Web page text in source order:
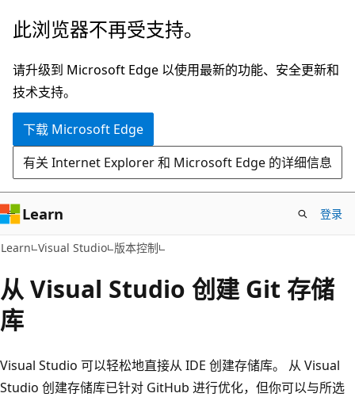
跳
主
要
内
此浏览器不再受支持。
请升级到 Microsoft Edge 以使用最新的功能、安全更新和
技术支持。
下载 Microsoft Edge
有关 Internet Explorer 和 Microsoft Edge 的详细信息
Learn 登录
Learn Visual Studio 版本控制
从 Visual Studio 创建 Git 存储
库
Visual Studio 可以轻松地直接从 IDE 创建存储库。 从 Visual
Studio 创建存储库已针对 GitHub 进行优化，但你可以与所选